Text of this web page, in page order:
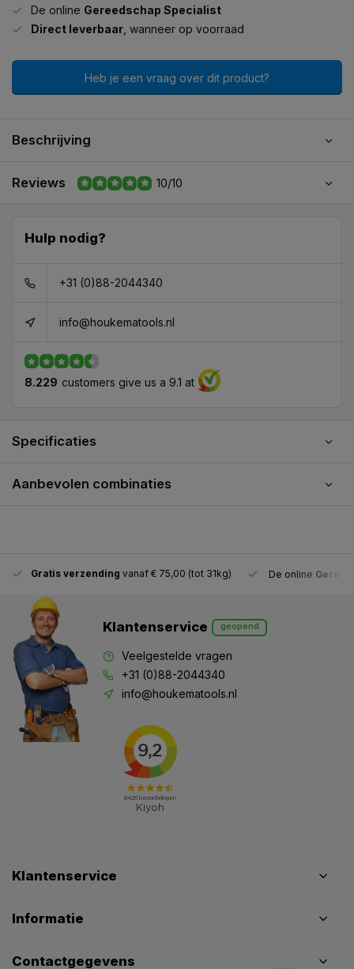
De online Gereedschap Specialist
Direct leverbaar , wanneer op voorraad
Heb je een vraag over dit product?
Beschrijving
Reviews 10/10
Hulp nodig?
+31 (0)88-2044340
info@houkematools.nl
8.229 customers give us a 9.1 at
Specificaties
Aanbevolen combinaties
Gratis verzending vanaf € 75,00 (tot 31kg) De online
Klantenservice geopend
Veelgestelde vragen
+31 (0)88-2044340
info@houkematools.nl
Klantenservice
Informatie
Contactgegevens